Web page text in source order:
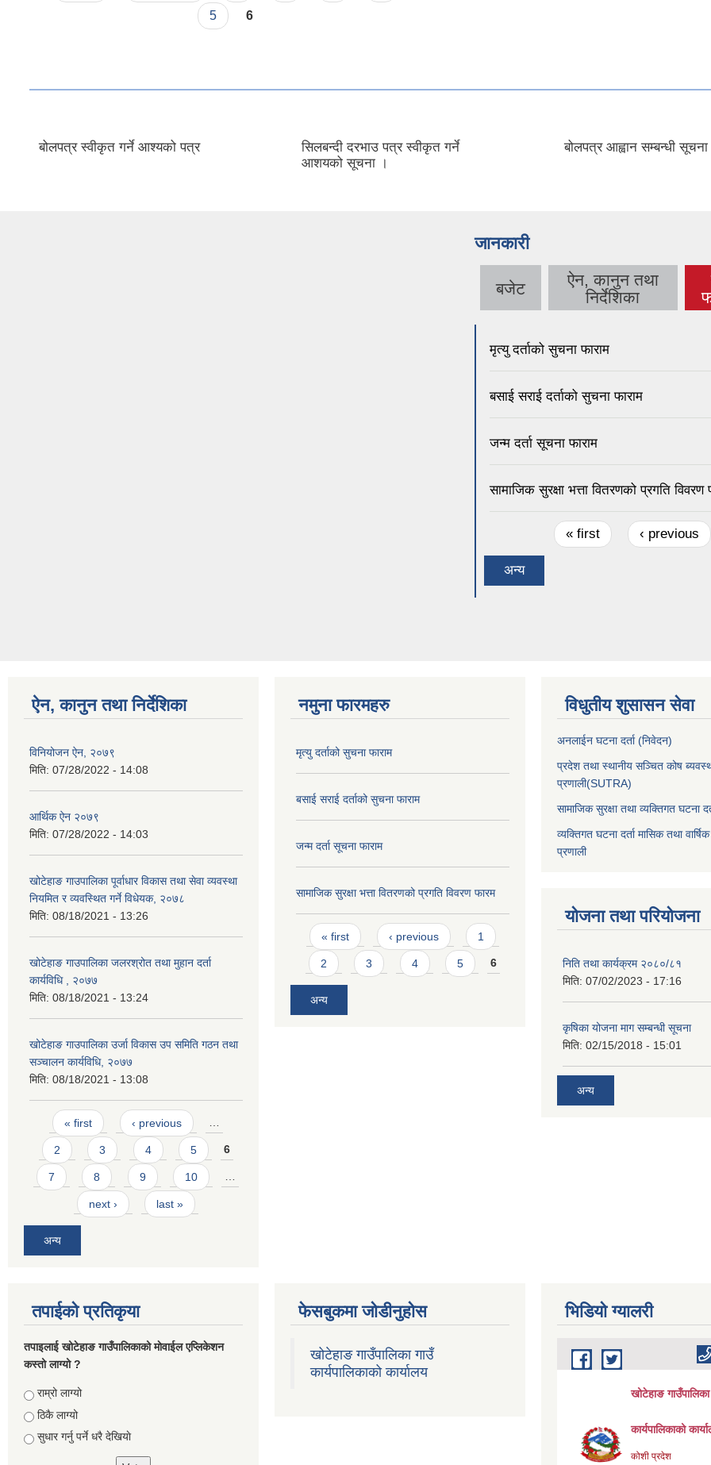
5
6
सिलबन्दी दरभाउ पत्र स्वीकृत गर्ने
बोलपत्र आह्वान सम्बन्धी सूचना बोलपत्र स्वीकृत गर्ने आशयको
जानकारी
बजेट
ऐन, कानुन तथा
निर्देशिका
मृत्यु दर्ताको सुचना फाराम
बसाई सराई दर्ताको सुचना फाराम
जन्म दर्ता सूचना फाराम
सामाजिक सुरक्षा भत्ता वितरणको प्रगति विवरण
« first ‹ previous
अन्य
ऐन, कानुन तथा निर्देशिका
विनियोजन ऐन, २०७९
मिति: 07/28/2022 - 14:08
आर्थिक ऐन २०७९
मिति: 07/28/2022 - 14:03
खोटेहाङ गाउपालिका पूर्वाधार विकास तथा सेवा व्यवस्था
नियमित र व्यवस्थित गर्ने विधेयक, २०७८
मिति: 08/18/2021 - 13:26
खोटेहाङ गाउपालिका जलरश्रोत तथा मुहान दर्ता
कार्यविधि , २०७७
मिति: 08/18/2021 - 13:24
खोटेहाङ गाउपालिका उर्जा विकास उप समिति गठन तथा
सञ्चालन कार्यविधि, २०७७
मिति: 08/18/2021 - 13:08
Pages
« first ‹ previous …
2 3 4 5 6
7 8 9 10 …
next › last »
अन्य
नमुना फारमहरु
मृत्यु दर्ताको सुचना फाराम
बसाई सराई दर्ताको सुचना फाराम
जन्म दर्ता सूचना फाराम
सामाजिक सुरक्षा भत्ता वितरणको प्रगति विवरण फारम
Pages
« first ‹ previous 1
2 3 4 5 6
अन्य
विधुतीय शुसासन सेवा
अनलाईन घटना दर्ता (निवेदन)
प्रदेश तथा स्थानीय सञ्चित कोष
प्रणाली(SUTRA)
सामाजिक सुरक्षा तथा व्यक्तिगत घटना
व्यक्तिगत घटना दर्ता मासिक तथा
प्रणाली
योजना तथा परियोजना
निति तथा कार्यक्रम २०८०/८१
मिति: 07/02/2023 - 17:16
कृषिका योजना माग सम्बन्धी सूचना
मिति: 02/15/2018 - 15:01
अन्य
तपाईको प्रतिकृया
तपाइलाई खोटेहाङ गाउँपालिकाको माेवाईल एप्लिकेशन
कस्तो लाग्यो ?
Choices
राम्रो लाग्यो
ठिकै लाग्यो
सुधार गर्नु पर्ने धरै देखियाे
फेसबुकमा जोडीनुहोस
खोटेहाङ गाउँपालिका गाउँ
कार्यपालिकाको कार्यालय
भिडियाे ग्यालरी